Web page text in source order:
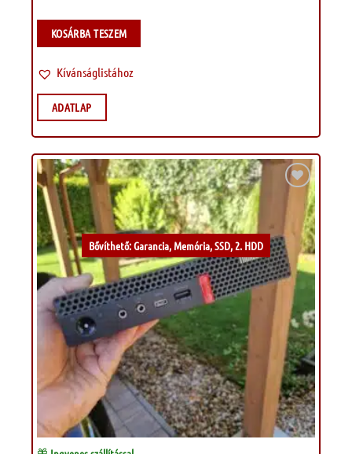
KOSÁRBA TESZEM
Kívánságlistához
ADATLAP
Bővíthető: Garancia, Memória, SSD, 2. HDD
Kívánságlistához